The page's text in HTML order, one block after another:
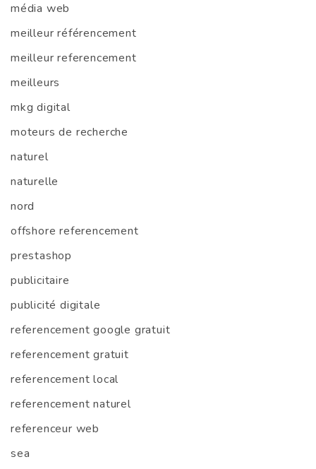
média web
meilleur référencement
meilleur referencement
meilleurs
mkg digital
moteurs de recherche
naturel
naturelle
nord
offshore referencement
prestashop
publicitaire
publicité digitale
referencement google gratuit
referencement gratuit
referencement local
referencement naturel
referenceur web
sea